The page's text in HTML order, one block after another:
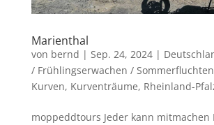
Marienthal
von bernd | Sep. 24, 2024|
/ Frühlingserwachen / Sommerfluchten
Kurven, Kurventräume, Rheinland-
moppeddtours Jeder kann mitmachen